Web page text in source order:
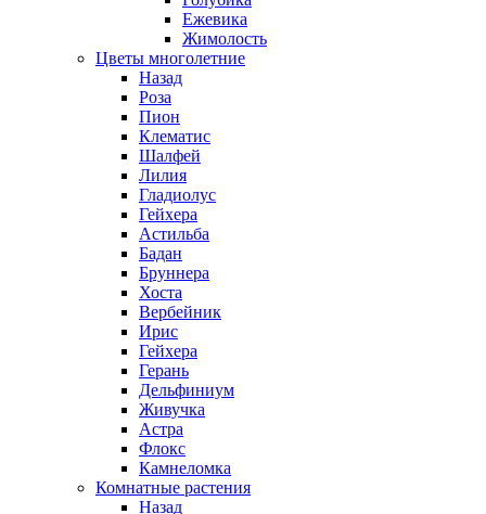
Ежевика
Жимолость
Цветы многолетние
Назад
Роза
Пион
Клематис
Шалфей
Лилия
Гладиолус
Гейхера
Астильба
Бадан
Бруннера
Хоста
Вербейник
Ирис
Гейхера
Герань
Дельфиниум
Живучка
Астра
Флокс
Камнеломка
Комнатные растения
Назад